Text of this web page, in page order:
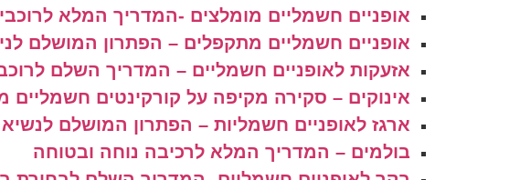
אופניים חשמליים מומלצים -המדריך המלא
אופניים חשמליים מתקפלים – הפתרון המושלם
אזעקות לאופניים חשמליים – המדריך השלם
אינוקים – סקירה מקיפה על קורקינטים חשמליים
ארגז לאופניים חשמליות – הפתרון המושלם
בולמים – המדריך המלא לרכיבה נוחה ובטוחה